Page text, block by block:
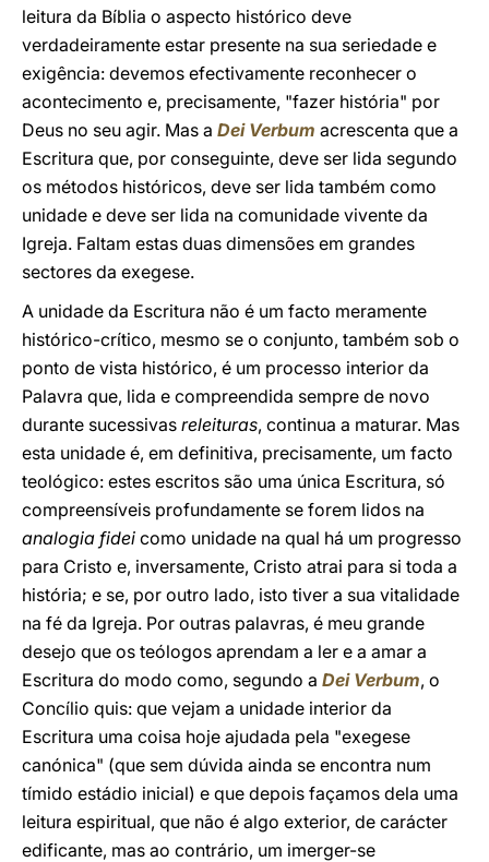
leitura da Bíblia o aspecto histórico deve
verdadeiramente estar presente na sua seriedade e
exigência: devemos efectivamente reconhecer o
acontecimento e, precisamente, "fazer história" por
Deus no seu agir. Mas a Dei Verbum acrescenta que a
Escritura que, por conseguinte, deve ser lida segundo
os métodos históricos, deve ser lida também como
unidade e deve ser lida na comunidade vivente da
Igreja. Faltam estas duas dimensões em grandes
sectores da exegese.
A unidade da Escritura não é um facto meramente
histórico-crítico, mesmo se o conjunto, também sob o
ponto de vista histórico, é um processo interior da
Palavra que, lida e compreendida sempre de novo
durante sucessivas releituras, continua a maturar. Mas
esta unidade é, em definitiva, precisamente, um facto
teológico: estes escritos são uma única Escritura, só
compreensíveis profundamente se forem lidos na
analogia fidei como unidade na qual há um progresso
para Cristo e, inversamente, Cristo atrai para si toda a
história; e se, por outro lado, isto tiver a sua vitalidade
na fé da Igreja. Por outras palavras, é meu grande
desejo que os teólogos aprendam a ler e a amar a
Escritura do modo como, segundo a Dei Verbum, o
Concílio quis: que vejam a unidade interior da
Escritura uma coisa hoje ajudada pela "exegese
canónica" (que sem dúvida ainda se encontra num
tímido estádio inicial) e que depois façamos dela uma
leitura espiritual, que não é algo exterior, de carácter
edificante, mas ao contrário, um imerger-se